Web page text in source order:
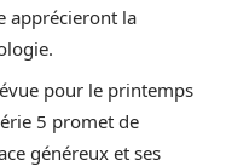
apprécieront la
pour le printemps
5 promet de
généreux et ses